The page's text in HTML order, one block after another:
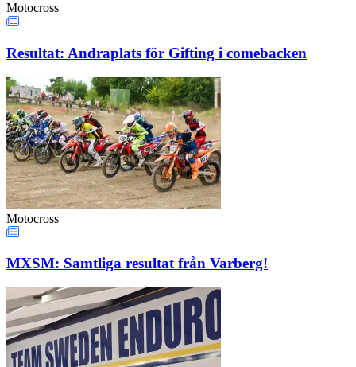
Motocross
Resultat: Andraplats för Gifting i comebacken
Motocross
MXSM: Samtliga resultat från Varberg!